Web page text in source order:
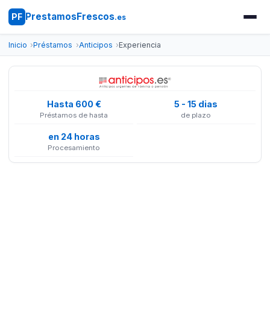
PF PrestamosFrescos.es
Inicio Préstamos Anticipos Experiencia
Hasta 600 €
Préstamos de hasta
5 - 15 dias
de plazo
en 24 horas
Procesamiento